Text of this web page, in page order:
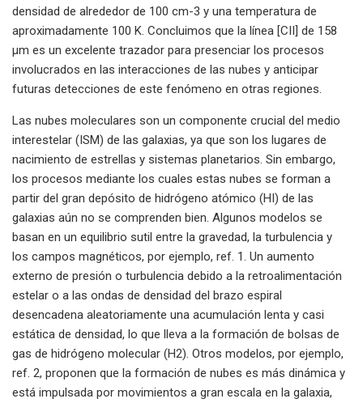
densidad de alrededor de 100 cm-3 y una temperatura de
aproximadamente 100 K. Concluimos que la línea [CII] de 158
μm es un excelente trazador para presenciar los procesos
involucrados en las interacciones de las nubes y anticipar
futuras detecciones de este fenómeno en otras regiones.
Las nubes moleculares son un componente crucial del medio
interestelar (ISM) de las galaxias, ya que son los lugares de
nacimiento de estrellas y sistemas planetarios. Sin embargo,
los procesos mediante los cuales estas nubes se forman a
partir del gran depósito de hidrógeno atómico (HI) de las
galaxias aún no se comprenden bien. Algunos modelos se
basan en un equilibrio sutil entre la gravedad, la turbulencia y
los campos magnéticos, por ejemplo, ref. 1. Un aumento
externo de presión o turbulencia debido a la retroalimentación
estelar o a las ondas de densidad del brazo espiral
desencadena aleatoriamente una acumulación lenta y casi
estática de densidad, lo que lleva a la formación de bolsas de
gas de hidrógeno molecular (H2). Otros modelos, por ejemplo,
ref. 2, proponen que la formación de nubes es más dinámica y
está impulsada por movimientos a gran escala en la galaxia,